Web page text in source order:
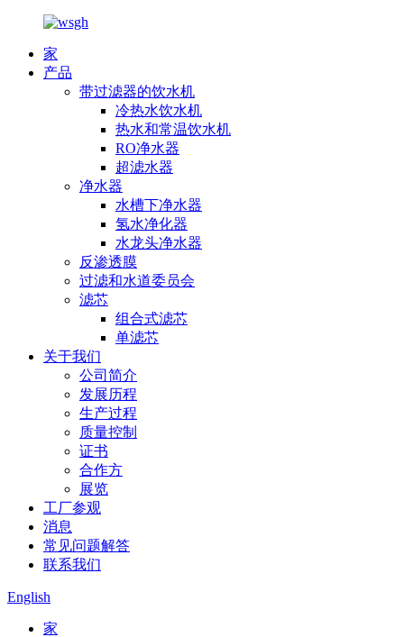
家
产品
带过滤器的饮水机
冷热水饮水机
热水和常温饮水机
RO净水器
超滤水器
净水器
水槽下净水器
氢水净化器
水龙头净水器
反渗透膜
过滤和水道委员会
滤芯
组合式滤芯
单滤芯
关于我们
公司简介
发展历程
生产过程
质量控制
证书
合作方
展览
工厂参观
消息
常见问题解答
联系我们
English
家